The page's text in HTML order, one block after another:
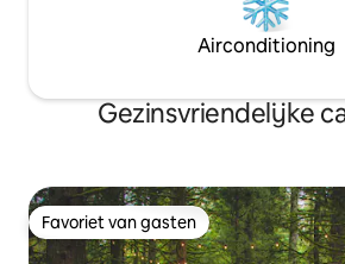
Airconditioning
Gezinsvriendelijke
Favoriet van gasten
Favoriet van gasten